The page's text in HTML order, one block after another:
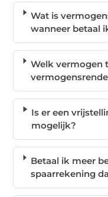
Wat is
wanneer betaal
Welk vermogen
Is er een
mogelijk?
Betaal ik meer
spaarrekening